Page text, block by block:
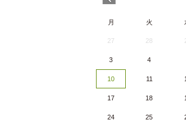
月 火
27 28
3 4
10 11
17 18
24 25